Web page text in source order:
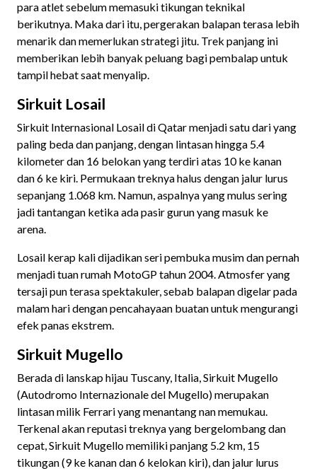
para atlet sebelum memasuki tikungan teknikal
berikutnya. Maka dari itu, pergerakan balapan terasa lebih
menarik dan memerlukan strategi jitu. Trek panjang ini
memberikan lebih banyak peluang bagi pembalap untuk
tampil hebat saat menyalip.
Sirkuit Losail
Sirkuit Internasional Losail di Qatar menjadi satu dari yang
paling beda dan panjang, dengan lintasan hingga 5.4
kilometer dan 16 belokan yang terdiri atas 10 ke kanan
dan 6 ke kiri. Permukaan treknya halus dengan jalur lurus
sepanjang 1.068 km. Namun, aspalnya yang mulus sering
jadi tantangan ketika ada pasir gurun yang masuk ke
arena.
Losail kerap kali dijadikan seri pembuka musim dan pernah
menjadi tuan rumah MotoGP tahun 2004. Atmosfer yang
tersaji pun terasa spektakuler, sebab balapan digelar pada
malam hari dengan pencahayaan buatan untuk mengurangi
efek panas ekstrem.
Sirkuit Mugello
Berada di lanskap hijau Tuscany, Italia, Sirkuit Mugello
(Autodromo Internazionale del Mugello) merupakan
lintasan milik Ferrari yang menantang nan memukau.
Terkenal akan reputasi treknya yang bergelombang dan
cepat, Sirkuit Mugello memiliki panjang 5.2 km, 15
tikungan (9 ke kanan dan 6 kelokan kiri), dan jalur lurus